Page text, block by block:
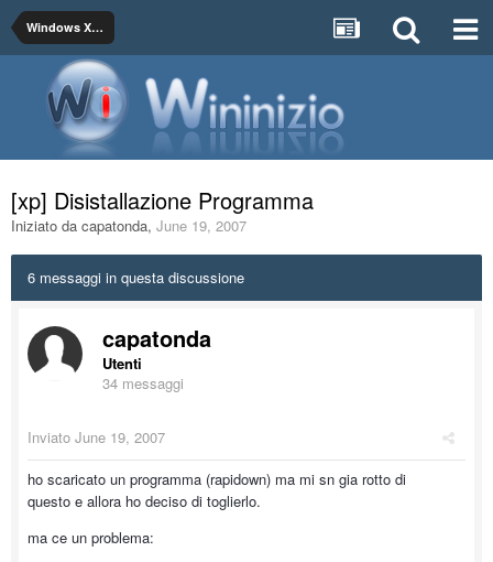
Windows XP / 2000/ 4.0 NT
[xp] Disistallazione Programma
Iniziato da capatonda, June 19, 2007
6 messaggi in questa discussione
capatonda
Utenti
34 messaggi
Inviato June 19, 2007
ho scaricato un programma (rapidown) ma mi sn gia rotto di
questo e allora ho deciso di toglierlo.
ma ce un problema: